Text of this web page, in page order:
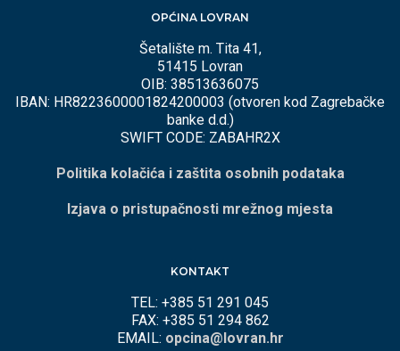
OPĆINA LOVRAN
Šetalište m. Tita 41,
51415 Lovran
OIB: 38513636075
IBAN: HR8223600001824200003 (otvoren kod Zagrebačke
banke d.d.)
SWIFT CODE: ZABAHR2X
Politika kolačića i zaštita osobnih podataka
Izjava o pristupačnosti mrežnog mjesta
KONTAKT
TEL: +385 51 291 045
FAX: +385 51 294 862
EMAIL: opcina@lovran.hr